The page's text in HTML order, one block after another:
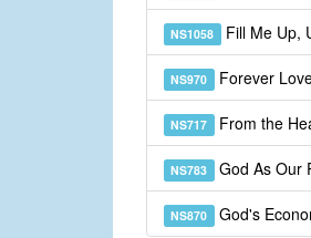
NS1058 Fill Me Up,
NS970 Forever
NS717 From the
NS783 God As Our
NS870 God's